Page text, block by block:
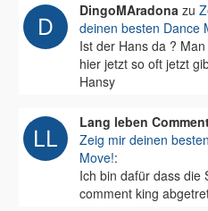
DingoMAradonazu
deinen besten Dance
Ist der Hans da ?
hier jetzt so oft jetzt
Hansy
Lang leben
Zeig mir deinen
Move!:
Ich bin dafür dass die
comment king